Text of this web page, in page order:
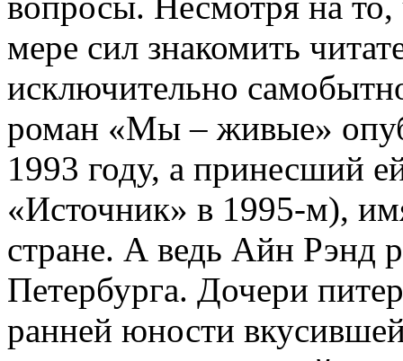
мере сил знакомить
исключительно
роман «Мы – живые»
1993 году, а принесший
«Источник» в 1995-м),
стране. А ведь Айн Рэнд
Петербурга. Дочери
ранней юности